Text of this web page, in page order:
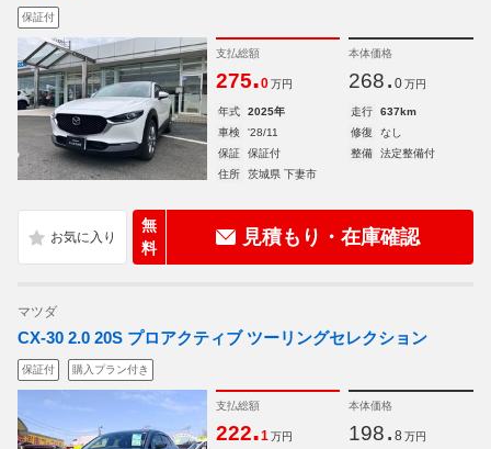
保証付
支払総額
275.0 万円
本体価格
268. 0 万円
年式 2025年 走行
637km
車検
'28/11 修復
なし
保証
保証付 整備
法定整備付
住所
茨城県 下妻市
無
料
見積もり・在庫確認
マツダ
CX-30 2.0 20S プロアクティブ ツーリングセレクション
保証付 購入プラン付き
支払総額
222.1 万円
本体価格
198. 8 万円